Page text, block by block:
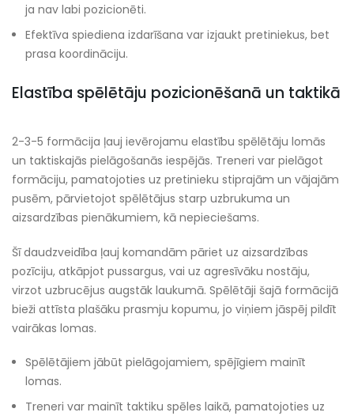
ja nav labi pozicionēti.
Efektīva spiediena izdarīšana var izjaukt pretiniekus, bet
prasa koordināciju.
Elastība spēlētāju pozicionēšanā un taktikā
2-3-5 formācija ļauj ievērojamu elastību spēlētāju lomās
un taktiskajās pielāgošanās iespējās. Treneri var pielāgot
formāciju, pamatojoties uz pretinieku stiprajām un vājajām
pusēm, pārvietojot spēlētājus starp uzbrukuma un
aizsardzības pienākumiem, kā nepieciešams.
Šī daudzveidība ļauj komandām pāriet uz aizsardzības
pozīciju, atkāpjot pussargus, vai uz agresīvāku nostāju,
virzot uzbrucējus augstāk laukumā. Spēlētāji šajā formācijā
bieži attīsta plašāku prasmju kopumu, jo viņiem jāspēj pildīt
vairākas lomas.
Spēlētājiem jābūt pielāgojamiem, spējīgiem mainīt
lomas.
Treneri var mainīt taktiku spēles laikā, pamatojoties uz